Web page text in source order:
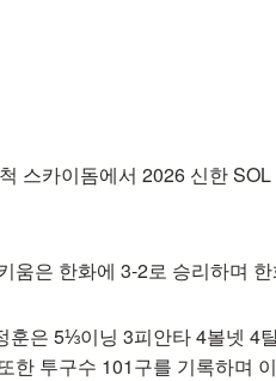
스카이돔에서 2026 신한
움은 한화에 3-2로 승리하며
훈은 5⅓이닝 3피안타 4볼넷 4
한 투구수 101구를 기록하며